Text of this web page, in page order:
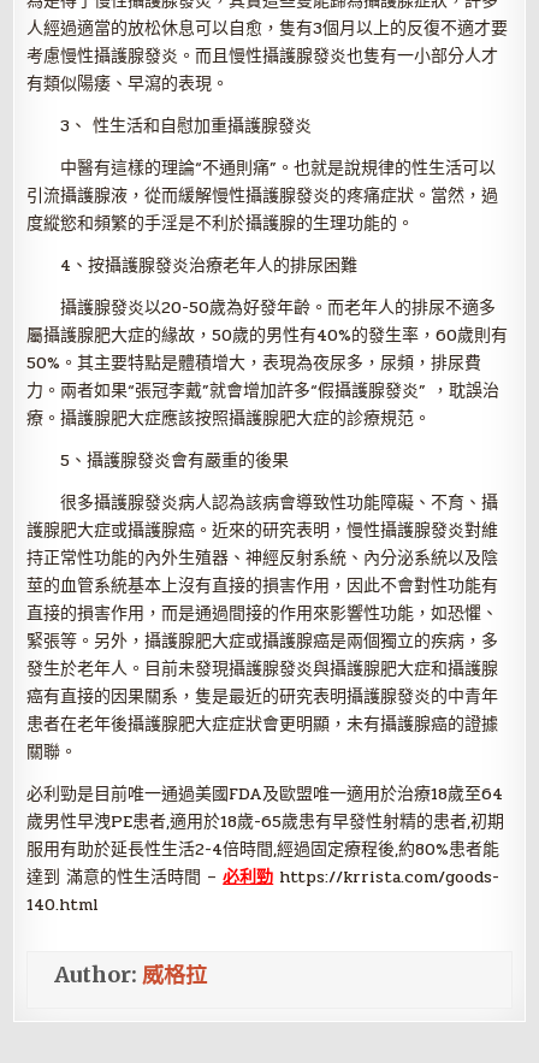
人經過適當的放松休息可以自愈，隻有3個月以上的反復不適才要
考慮慢性攝護腺發炎。而且慢性攝護腺發炎也隻有一小部分人才
有類似陽痿、早瀉的表現。
3、 性生活和自慰加重攝護腺發炎
中醫有這樣的理論“不通則痛”。也就是說規律的性生活可以
引流攝護腺液，從而緩解慢性攝護腺發炎的疼痛症狀。當然，過
度縱慾和頻繁的手淫是不利於攝護腺的生理功能的。
4、按攝護腺發炎治療老年人的排尿困難
攝護腺發炎以20-50歲為好發年齡。而老年人的排尿不適多
屬攝護腺肥大症的緣故，50歲的男性有40%的發生率，60歲則有
50%。其主要特點是體積增大，表現為夜尿多，尿頻，排尿費
力。兩者如果“張冠李戴”就會增加許多“假攝護腺發炎” ，耽誤治
療。攝護腺肥大症應該按照攝護腺肥大症的診療規范。
5、攝護腺發炎會有嚴重的後果
很多攝護腺發炎病人認為該病會導致性功能障礙、不育、攝
護腺肥大症或攝護腺癌。近來的研究表明，慢性攝護腺發炎對維
持正常性功能的內外生殖器、神經反射系統、內分泌系統以及陰
莖的血管系統基本上沒有直接的損害作用，因此不會對性功能有
直接的損害作用，而是通過間接的作用來影響性功能，如恐懼、
緊張等。另外，攝護腺肥大症或攝護腺癌是兩個獨立的疾病，多
發生於老年人。目前未發現攝護腺發炎與攝護腺肥大症和攝護腺
癌有直接的因果關系，隻是最近的研究表明攝護腺發炎的中青年
患者在老年後攝護腺肥大症症狀會更明顯，未有攝護腺癌的證據
關聯。
必利勁是目前唯一通過美國FDA及歐盟唯一適用於治療18歲至64
歲男性早洩PE患者,適用於18歲-65歲患有早發性射精的患者,初期
服用有助於延長性生活2-4倍時間,經過固定療程後,約80%患者能
達到 滿意的性生活時間 –必利勁 https://krrista.com/goods-
140.html
Author: 威格拉